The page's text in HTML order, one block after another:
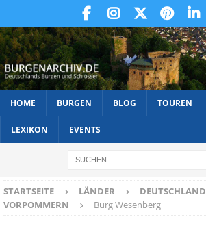
HOME BURGEN BLOG TOUREN
LEXIKON EVENTS
STARTSEITE LÄNDER DEUTSCHLAND
VORPOMMERN
Burg Wesenberg